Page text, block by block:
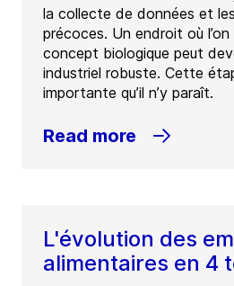
la collecte de données et
précoces. Un endroit où
concept biologique peut
industriel robuste. Cette
importante qu’il n’y paraît.
Read more
L'évolution des
alimentaires en 4